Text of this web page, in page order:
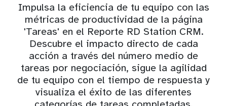
Impulsa la eficiencia de tu equipo con las
métricas de productividad de la página
'Tareas' en el Reporte RD Station CRM.
Descubre el impacto directo de cada
acción a través del número medio de
tareas por negociación, sigue la agilidad
de tu equipo con el tiempo de respuesta y
visualiza el éxito de las diferentes